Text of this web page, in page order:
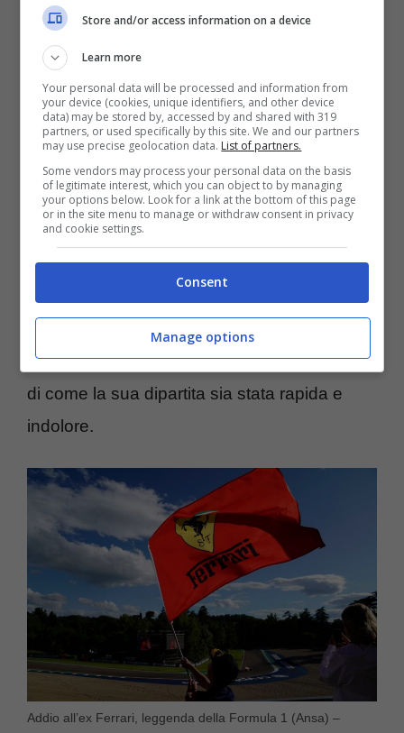
dei tifosi e degli addetti ai lavori.
Ferrari, addio al grande ex:
ha scritto la storia della F1
Perdita devastante per la casa
automobilistica di Maranello che ha dovuto
dire addio a Sergio Vezzali, considerato uno
punto fermo della Ferrari duranti i suoi anni
migliori. L’ex capomeccanico aveva 91 anni
e da tanto tempo ero costretto a fare i conti
con l’Alzheimer. Amici e famigliari raccontano
di come la sua dipartita sia stata rapida e
indolore.
Addio all’ex Ferrari, leggenda della Formula 1 (Ansa) –
Store and/or access information on a device
Learn more
Your personal data will be processed and information from
your device (cookies, unique identifiers, and other device
data) may be stored by, accessed by and shared with 319
partners, or used specifically by this site. We and our partners
may use precise geolocation data. List of partners.
Some vendors may process your personal data on the basis
of legitimate interest, which you can object to by managing
your options below. Look for a link at the bottom of this page
or in the site menu to manage or withdraw consent in privacy
and cookie settings.
Consent
Manage options